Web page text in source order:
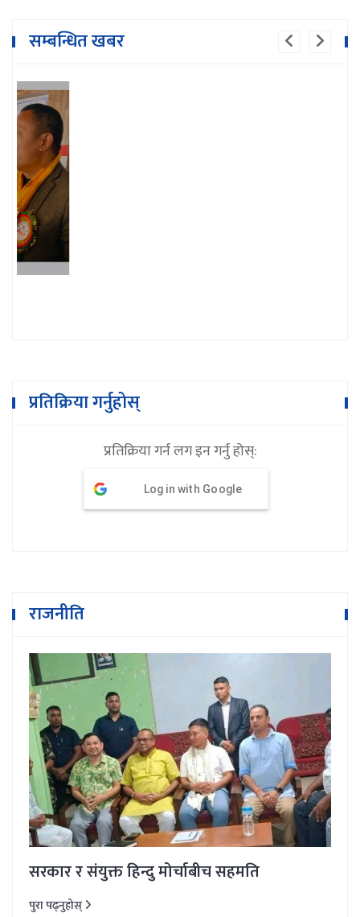
सम्बन्धित खबर
भुम्लु गाउँपालिका शिक्षक संघको अध्यक्षमा
गोबिन्दराज खरेल
प्रतिक्रिया गर्नुहोस्
प्रतिक्रिया गर्न लग इन गर्नु होस्:
Log in with Google
राजनीति
सरकार र संयुक्त हिन्दु मोर्चाबीच सहमति
पुरा पढ्नुहोस्